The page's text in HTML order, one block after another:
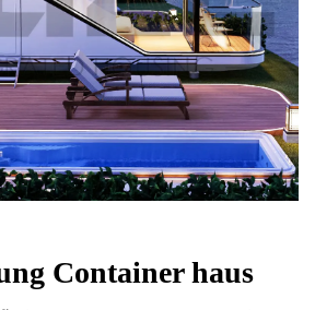
Container haus